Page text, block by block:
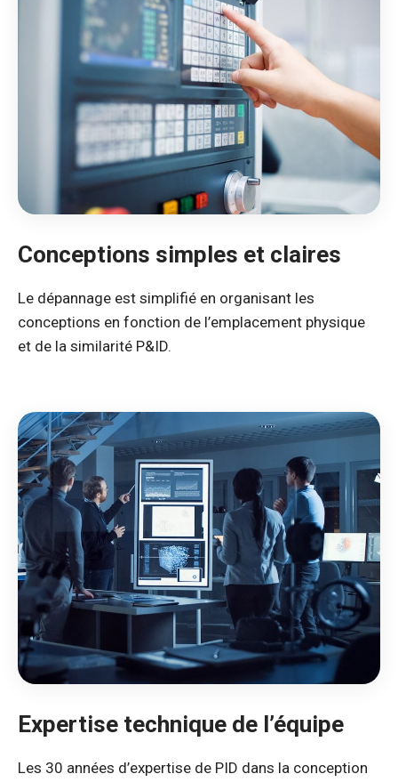
Conceptions simples et claires
Le dépannage est simplifié en organisant les
conceptions en fonction de l’emplacement physique
et de la similarité P&ID.
Expertise technique de l’équipe
Les 30 années d’expertise de PID dans la conception